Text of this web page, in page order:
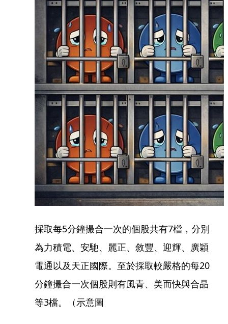
採取每5分鐘撮合一次的個股共有7檔，分別
為力積電、安馳、麗正、敘豐、迎輝、廣穎
電通以及天正國際。至於採取較嚴格的每20
分鐘撮合一次個股則有風青、美而快與合晶
等3檔。（示意圖